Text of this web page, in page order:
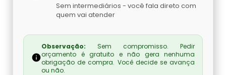
Sem intermediários - você fala direto com
quem vai atender
Observação: Sem compromisso. Pedir
orçamento é gratuito e não gera nenhuma
obrigação de compra. Você decide se avança
ou não.